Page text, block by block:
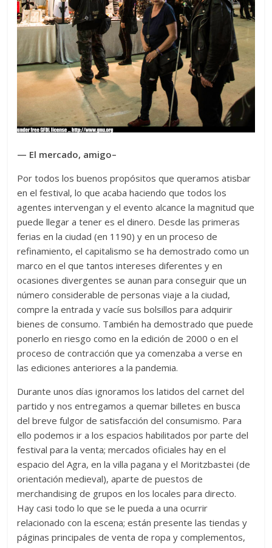
— El mercado, amigo–
Por todos los buenos propósitos que queramos atisbar
en el festival, lo que acaba haciendo que todos los
agentes intervengan y el evento alcance la magnitud que
puede llegar a tener es el dinero. Desde las primeras
ferias en la ciudad (en 1190) y en un proceso de
refinamiento, el capitalismo se ha demostrado como un
marco en el que tantos intereses diferentes y en
ocasiones divergentes se aunan para conseguir que un
número considerable de personas viaje a la ciudad,
compre la entrada y vacíe sus bolsillos para adquirir
bienes de consumo. También ha demostrado que puede
ponerlo en riesgo como en la edición de 2000 o en el
proceso de contracción que ya comenzaba a verse en
las ediciones anteriores a la pandemia.
Durante unos días ignoramos los latidos del carnet del
partido y nos entregamos a quemar billetes en busca
del breve fulgor de satisfacción del consumismo. Para
ello podemos ir a los espacios habilitados por parte del
festival para la venta; mercados oficiales hay en el
espacio del Agra, en la villa pagana y el Moritzbastei (de
orientación medieval), aparte de puestos de
merchandising de grupos en los locales para directo.
Hay casi todo lo que se le pueda a una ocurrir
relacionado con la escena; están presente las tiendas y
páginas principales de venta de ropa y complementos,